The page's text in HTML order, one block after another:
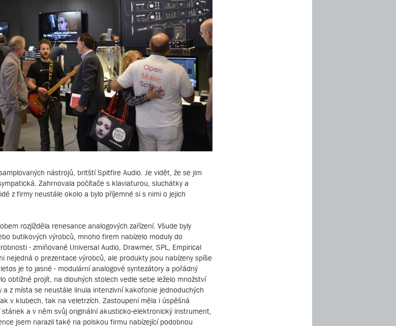
nástrojů, britští Spitfire Audio. Je vidět, že se jim
Zahrnovala počítače s klaviaturou, sluchátky a
z firmy neustále okolo a bylo příjemné si s nimi o jejich
rozjížděla renesance analogových zařízení. Všude byly
butikových výrobců, mnoho firem nabízelo moduly do
- zmiňované Universal Audio, Drawmer, SPL, Empirical
nejedná o prezentace výrobců, ale produkty jsou nabízeny spíše
je to jasné - modulární analogové syntezátory a pořádný
obtížné projít, na dlouhých stolech vedle sebe leželo množství
z místa se neustále linula intenzivní kakofonie jednoduchých
v klubech, tak na veletrzích. Zastoupení měla i úspěšná
a v něm svůj originální akusticko-elektronický instrument,
jsem narazil také na polskou firmu nabízející podobnou